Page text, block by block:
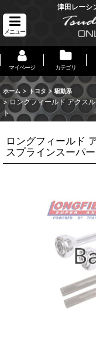
津田レーシ
メニュー
マイページ カテゴリ
ホーム > トヨタ > 駆動系
> ロングフィールド アクス
ト
ロングフィールド
スプラインスーパ